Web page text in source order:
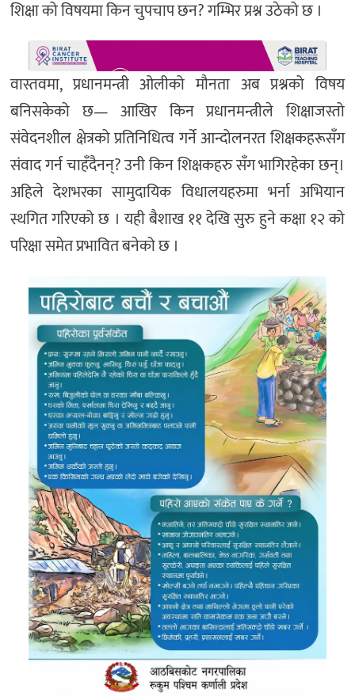
शिक्षा को विषयमा किन चुपचाप छन? गम्भिर प्रश्न उठेको छ ।
वास्तवमा, प्रधानमन्त्री ओलीको मौनता अब प्रश्नको विषय
बनिसकेको छ— आखिर किन प्रधानमन्त्रीले शिक्षाजस्तो
संवेदनशील क्षेत्रको प्रतिनिधित्व गर्ने आन्दोलनरत शिक्षकहरूसँग
संवाद गर्न चाहँदैनन्? उनी किन शिक्षकहरु सँग भागिरहेका छन्।
अहिले देशभरका सामुदायिक विधालयहरुमा भर्ना अभियान
स्थगित गरिएको छ । यही बैशाख ११ देखि सुरु हुने कक्षा १२ को
परिक्षा समेत प्रभावित बनेको छ ।